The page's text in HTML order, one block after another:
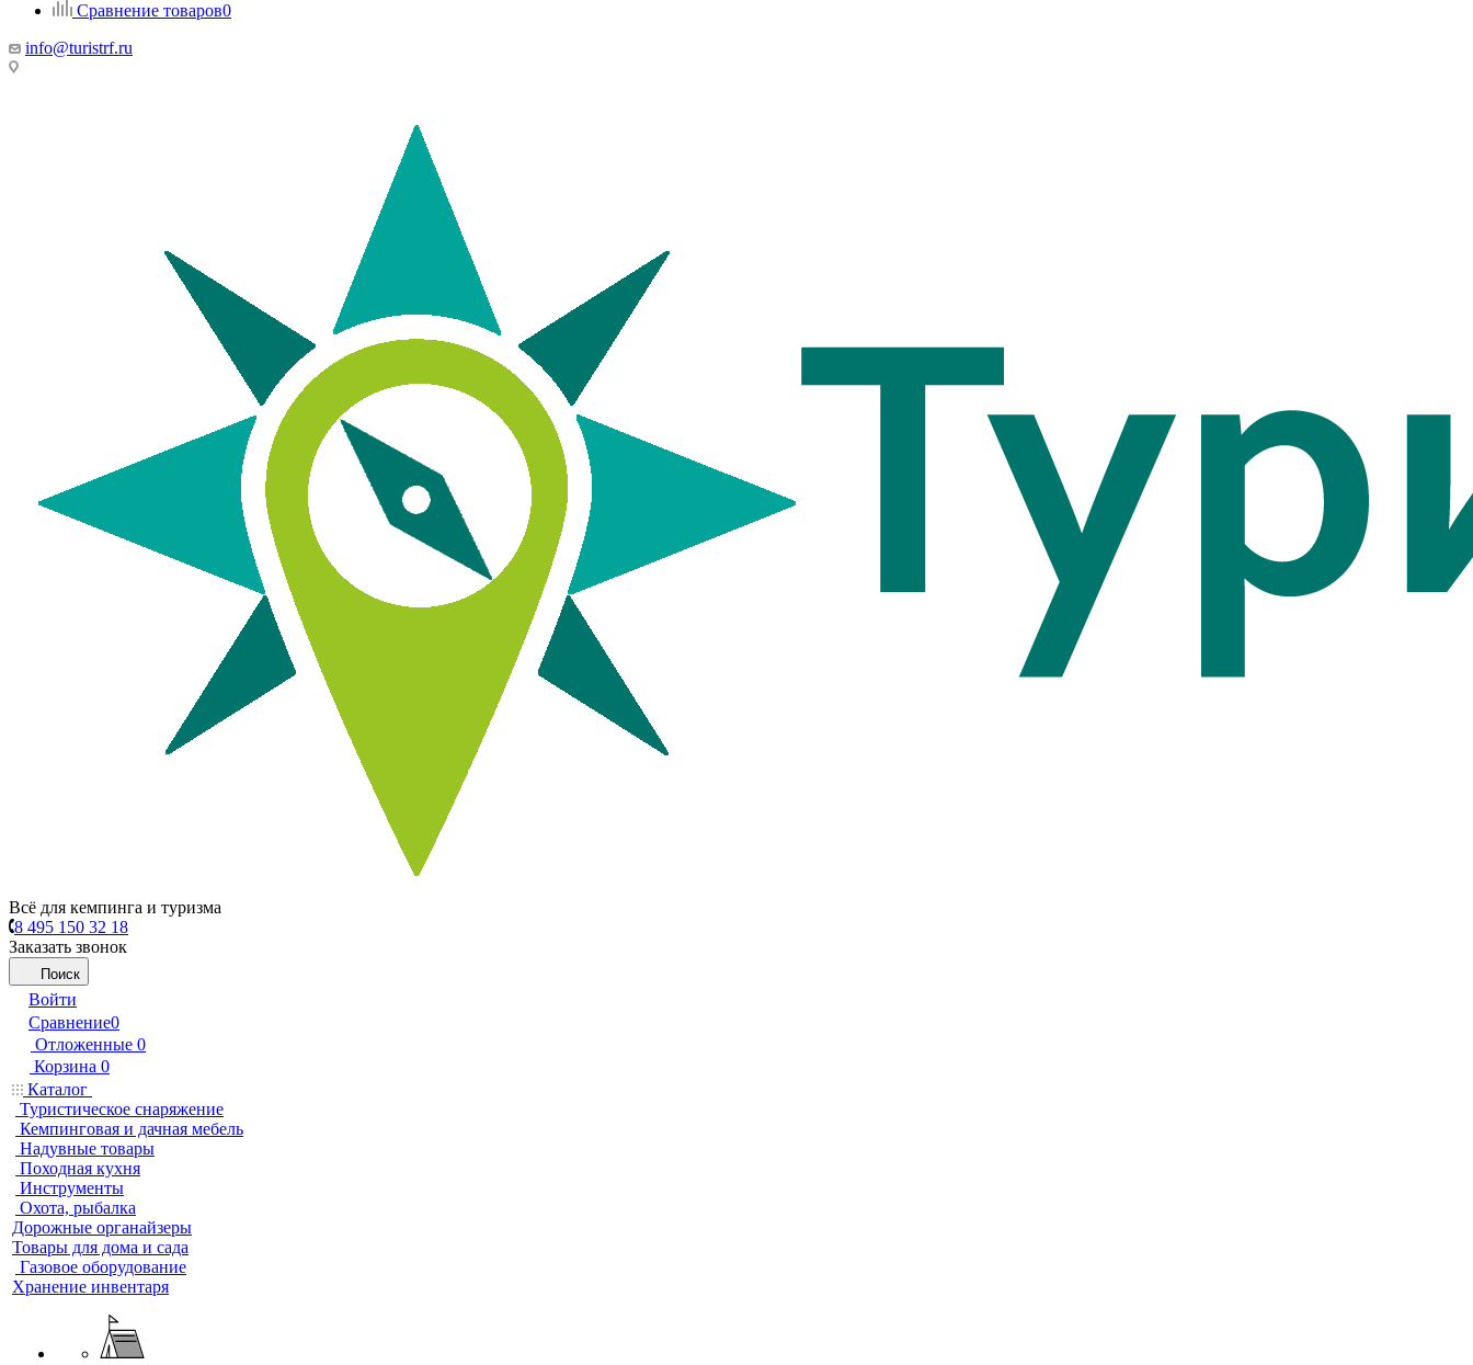
Сравнение товаров0
info@turistrf.ru
Всё для кемпинга и туризма
8 495 150 32 18
Заказать звонок
Поиск
Войти
Сравнение0
Отложенные 0
Корзина 0
Каталог
Туристическое снаряжение
Кемпинговая и дачная мебель
Надувные товары
Походная кухня
Инструменты
Охота, рыбалка
Дорожные органайзеры
Товары для дома и сада
Газовое оборудование
Хранение инвентаря